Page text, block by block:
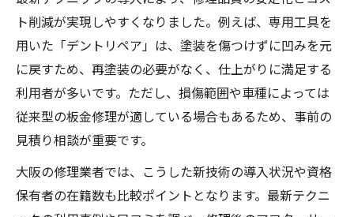
ト削減が実現しやすくなりました。例えば、専用工具を
用いた「デントリペア」は、塗装を傷つけずに凹みを元
に戻すため、再塗装の必要がなく、仕上がりに満足する
利用者が多いです。ただし、損傷範囲や車種によっては
従来型の板金修理が適している場合もあるため、事前の
見積り相談が重要です。
大阪の修理業者では、こうした新技術の導入状況や資格
保有者の在籍数も比較ポイントとなります。最新テクニ